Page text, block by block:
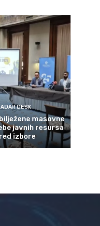
DESK
masovne
javnih resursa
izbore